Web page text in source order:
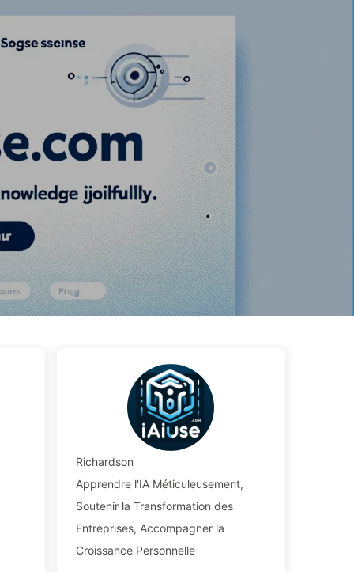
Richardson
Apprendre l'IA Méticuleusement,
Soutenir la Transformation des
Entreprises, Accompagner la
Croissance Personnelle